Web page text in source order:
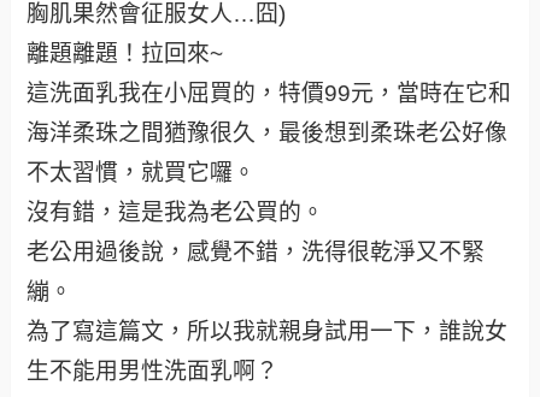
胸肌果然會征服女人…囧)
離題離題！拉回來~
這洗面乳我在小屈買的，特價99元，當時在它和
海洋柔珠之間猶豫很久，最後想到柔珠老公好像
不太習慣，就買它囉。
沒有錯，這是我為老公買的。
老公用過後說，感覺不錯，洗得很乾淨又不緊
繃。
為了寫這篇文，所以我就親身試用一下，誰說女
生不能用男性洗面乳啊？